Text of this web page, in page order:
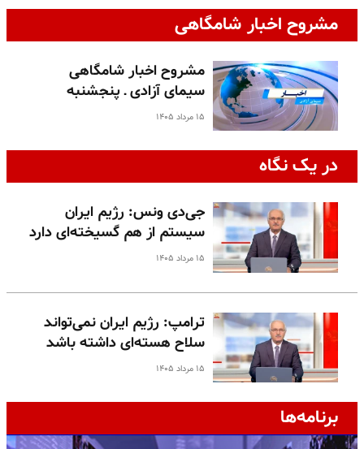
مشروح اخبار شامگاهی
مشروح اخبار شامگاهی
سیمای آزادی ـ پنجشنبه
۱۵ مرداد ۱۴۰۵
در یک نگاه
جی‌دی ونس: رژیم ایران
سیستم از هم گسیخته‌ای دارد
۱۵ مرداد ۱۴۰۵
ترامپ: رژیم ایران نمی‌تواند
سلاح هسته‌ای داشته باشد
۱۵ مرداد ۱۴۰۵
برنامه‌ها